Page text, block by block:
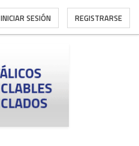
INICIAR SESIÓN REGISTRARSE